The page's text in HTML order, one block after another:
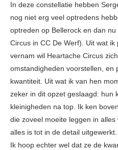
In deze constellatie hebben
nog niet erg veel optredens
optreden op Bellerock en dan
Circus in CC De Werf). Uit wat
vernam wil Heartache Circus
omstandigheden voorstellen, en
kwantiteit. Uit wat ik van hen
zeker in dit opzet geslaagd: hun
kleinigheden na top. Ik ken
die zoveel moeite leggen in
alles is tot in de detail uitgewerkt.
Ik hoop echter wel dat ze de